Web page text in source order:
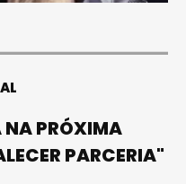
PRÓXIMA
PARCERIA"